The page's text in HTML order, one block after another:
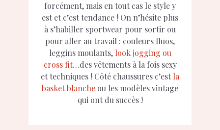
forcément, mais en tout cas le style y
est et c’est tendance ! On n’hésite plus
à s’habiller sportwear pour sortir ou
pour aller au travail : couleurs fluos,
leggins moulants, look jogging ou
cross fit…des vêtements à la fois sexy
et techniques ! Côté chaussures c’est la
basket blanche ou les modèles vintage
qui ont du succès !